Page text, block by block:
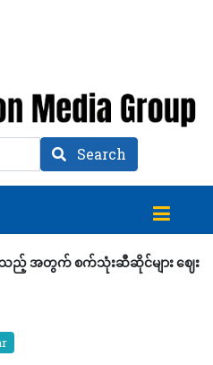
Search
ည့် အတွက် စက်သုံးဆီဆိုင်များ ဈေး